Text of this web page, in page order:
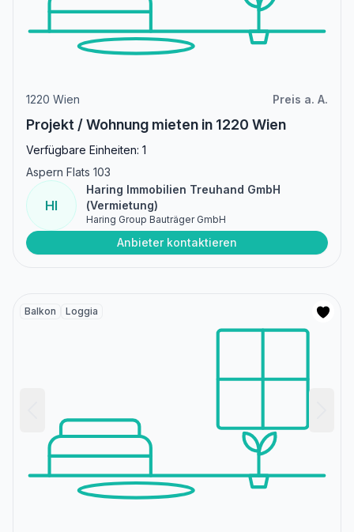
1220 Wien Preis a. A.
Projekt / Wohnung mieten in 1220 Wien
Verfügbare Einheiten: 1
Aspern Flats 103
HI
Haring Immobilien Treuhand GmbH
(Vermietung)
Haring Group Bauträger GmbH
Anbieter kontaktieren
Balkon Loggia